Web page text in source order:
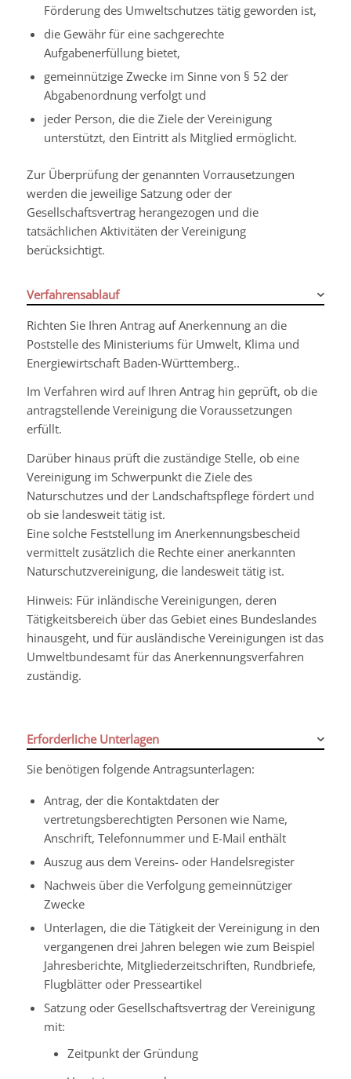
Förderung des Umweltschutzes tätig geworden ist,
die Gewähr für eine sachgerechte
Aufgabenerfüllung bietet,
gemeinnützige Zwecke im Sinne von § 52 der
Abgabenordnung verfolgt und
jeder Person, die die Ziele der Vereinigung
unterstützt, den Eintritt als Mitglied ermöglicht.
Zur Überprüfung der genannten Vorrausetzungen
werden die jeweilige Satzung oder der
Gesellschaftsvertrag herangezogen und die
tatsächlichen Aktivitäten der Vereinigung
berücksichtigt.
Verfahrensablauf
Richten Sie Ihren Antrag auf Anerkennung an die
Poststelle des Ministeriums für Umwelt, Klima und
Energiewirtschaft Baden-Württemberg..
Im Verfahren wird auf Ihren Antrag hin geprüft, ob die
antragstellende Vereinigung die Voraussetzungen
erfüllt.
Darüber hinaus prüft die zuständige Stelle, ob eine
Vereinigung im Schwerpunkt die Ziele des
Naturschutzes und der Landschaftspflege fördert und
ob sie landesweit tätig ist.
Eine solche Feststellung im Anerkennungsbescheid
vermittelt zusätzlich die Rechte einer anerkannten
Naturschutzvereinigung, die landesweit tätig ist.
Hinweis: Für inländische Vereinigungen, deren
Tätigkeitsbereich über das Gebiet eines Bundeslandes
hinausgeht, und für ausländische Vereinigungen ist das
Umweltbundesamt für das Anerkennungsverfahren
zuständig.
Erforderliche Unterlagen
Sie benötigen folgende Antragsunterlagen:
Antrag, der die Kontaktdaten der
vertretungsberechtigten Personen wie Name,
Anschrift, Telefonnummer und E-Mail enthält
Auszug aus dem Vereins- oder Handelsregister
Nachweis über die Verfolgung gemeinnütziger
Zwecke
Unterlagen, die die Tätigkeit der Vereinigung in den
vergangenen drei Jahren belegen wie zum Beispiel
Jahresberichte, Mitgliederzeitschriften, Rundbriefe,
Flugblätter oder Presseartikel
Satzung oder Gesellschaftsvertrag der Vereinigung
mit:
Zeitpunkt der Gründung